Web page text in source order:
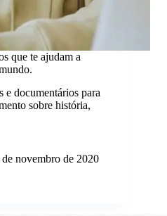
que te ajudam a
e documentários para
sobre história,
de novembro de 2020